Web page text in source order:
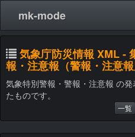
mk-mode
気象庁防災情報 XML -
報・注意報（警報・注意報
気象特別警報・警報・注意報 の
たものです。
一覧